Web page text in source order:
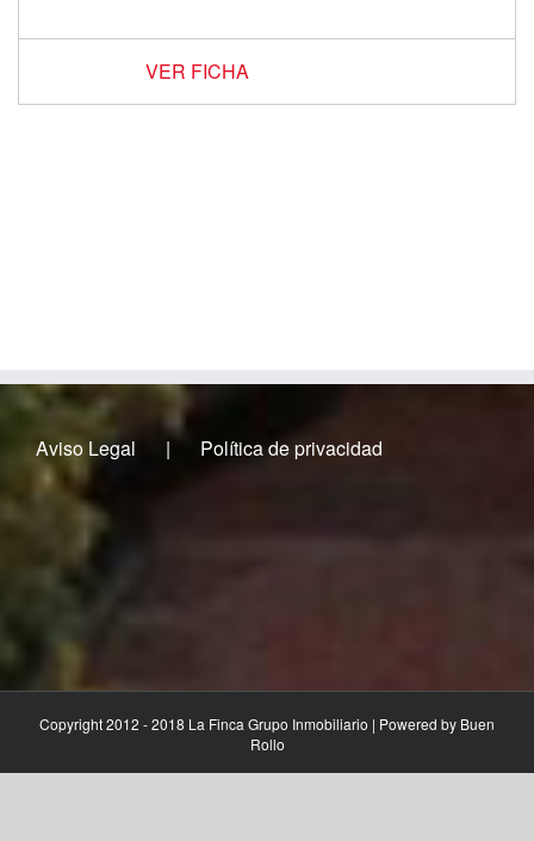
VER FICHA
Aviso Legal Política de privacidad
Copyright 2012 - 2018 La Finca Grupo Inmobiliario | Powered by Buen
Rollo